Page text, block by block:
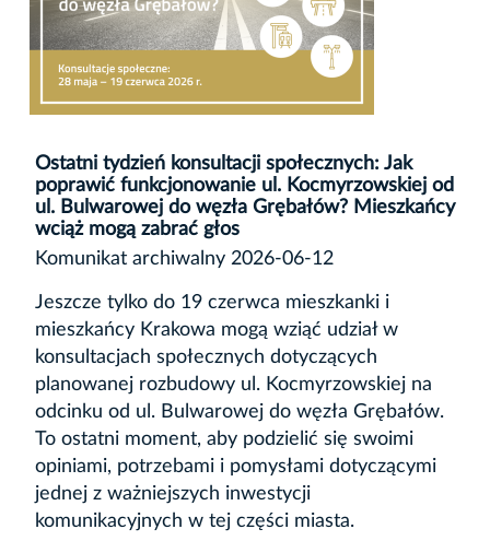
Ostatni tydzień konsultacji społecznych: Jak
poprawić funkcjonowanie ul. Kocmyrzowskiej od
ul. Bulwarowej do węzła Grębałów? Mieszkańcy
wciąż mogą zabrać głos
Komunikat archiwalny 2026-06-12
Jeszcze tylko do 19 czerwca mieszkanki i
mieszkańcy Krakowa mogą wziąć udział w
konsultacjach społecznych dotyczących
planowanej rozbudowy ul. Kocmyrzowskiej na
odcinku od ul. Bulwarowej do węzła Grębałów.
To ostatni moment, aby podzielić się swoimi
opiniami, potrzebami i pomysłami dotyczącymi
jednej z ważniejszych inwestycji
komunikacyjnych w tej części miasta.